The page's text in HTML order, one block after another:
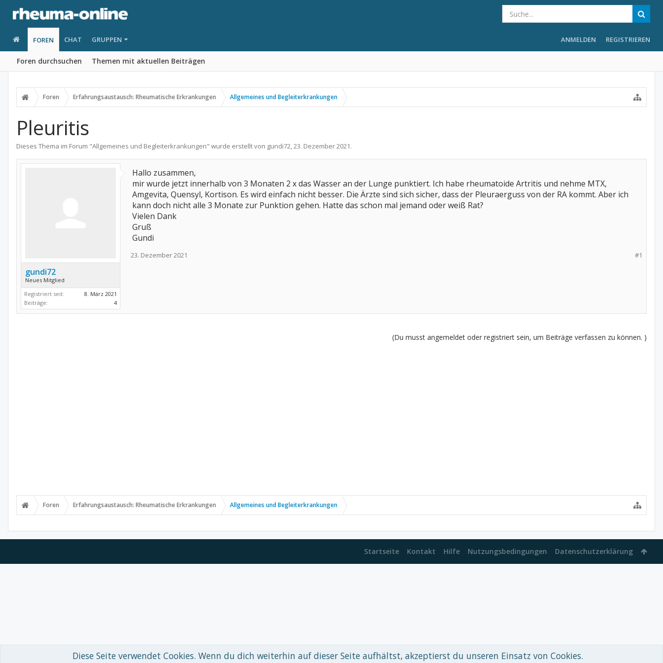
FOREN
Foren durchsuchen Themen mit aktuellen Beiträgen
CHAT GRUPPEN ANMELDEN REGISTRIEREN
Foren Erfahrungsaustausch: Rheumatische Erkrankungen Allgemeines und Begleiterkrankungen
Pleuritis
Dieses Thema im Forum "Allgemeines und Begleiterkrankungen" wurde erstellt von gundi72,23. Dezember 2021.
gundi72
Neues Mitglied
Registriert seit:
8. März 2021
Beiträge:
4
Hallo zusammen,
mir wurde jetzt innerhalb von 3 Monaten 2 x das Wasser an der Lunge punktiert. Ich habe rheumatoide Artritis und nehme MTX,
Amgevita, Quensyl, Kortison. Es wird einfach nicht besser. Die Ärzte sind sich sicher, dass der Pleuraerguss von der RA kommt. Aber ich
kann doch nicht alle 3 Monate zur Punktion gehen. Hatte das schon mal jemand oder weiß Rat?
Vielen Dank
Gruß
Gundi
#1
23. Dezember 2021
(Du musst angemeldet oder registriert sein, um Beiträge verfassen zu können. )
Foren Erfahrungsaustausch: Rheumatische Erkrankungen Allgemeines und Begleiterkrankungen
Startseite Kontakt Hilfe Nutzungsbedingungen Datenschutzerklärung
Diese Seite verwendet Cookies. Wenn du dich weiterhin auf dieser Seite aufhältst, akzeptierst du unseren Einsatz von Cookies.